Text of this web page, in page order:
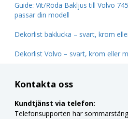
Guide: Vit/Röda Bakljus till Volvo
passar din modell
Dekorlist baklucka – svart, krom
Dekorlist Volvo – svart, krom eller
Kontakta oss
Kundtjänst via telefon:
Telefonsupporten har